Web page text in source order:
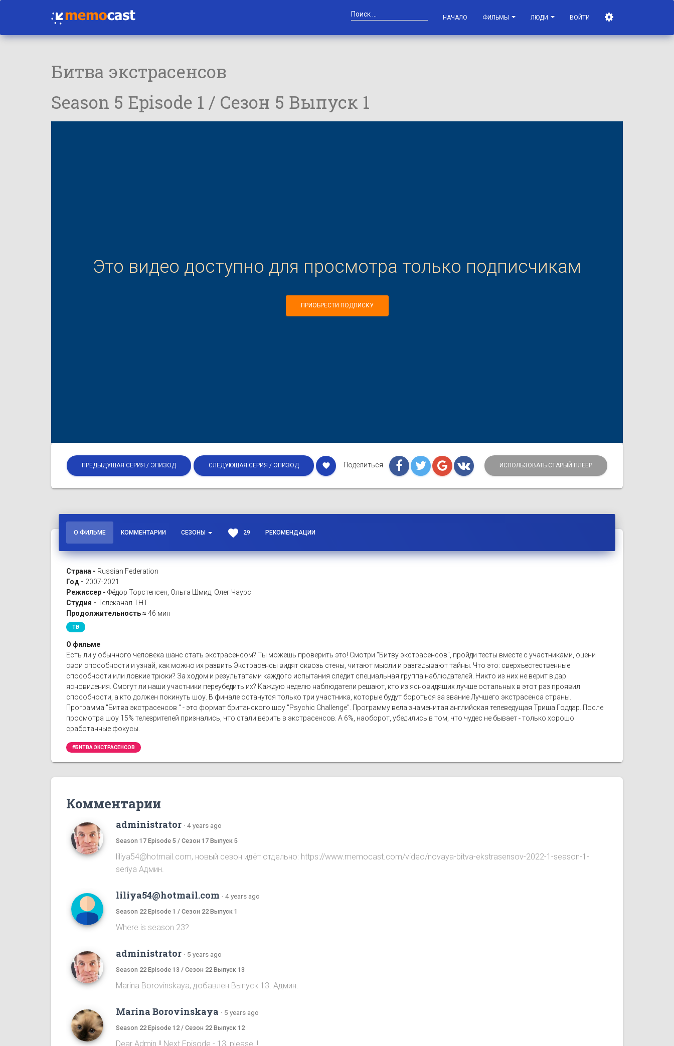
НАЧАЛО ФИЛЬМЫ ЛЮДИ ВОЙТИ
Битва экстрасенсов
Season 5 Episode 1 / Сезон 5 Выпуск 1
Это видео доступно для просмотра только подписчикам
ПРИОБРЕСТИ ПОДПИСКУ
ПРЕДЫДУЩАЯ СЕРИЯ / ЭПИЗОД СЛЕДУЮЩАЯ СЕРИЯ / ЭПИЗОД favorite Поделиться ИСПОЛЬЗОВАТЬ СТАРЫЙ ПЛЕЕР
О ФИЛЬМЕ КОММЕНТАРИИ СЕЗОНЫ favorite 29 РЕКОМЕНДАЦИИ
Страна - Russian Federation
Год - 2007-2021
Режиссер - Фёдор Торстенсен, Ольга Шмид, Олег Чаурс
Студия - Телеканал ТНТ
Продолжительность ≈ 46 мин
ТВ
О фильме
Есть ли у обычного человека шанс стать экстрасенсом? Ты можешь проверить это! Смотри "Битву экстрасенсов", пройди тесты вместе с участниками, оцени
свои способности и узнай, как можно их развить Экстрасенсы видят сквозь стены, читают мысли и разгадывают тайны. Что это: сверхъестественные
способности или ловкие трюки? За ходом и результатами каждого испытания следит специальная группа наблюдателей. Никто из них не верит в дар
ясновидения. Смогут ли наши участники переубедить их? Каждую неделю наблюдатели решают, кто из ясновидящих лучше остальных в этот раз проявил
способности, а кто должен покинуть шоу. В финале останутся только три участника, которые будут бороться за звание Лучшего экстрасенса страны.
Программа "Битва экстрасенсов " - это формат британского шоу "Psychic Challenge". Программу вела знаменитая английская телеведущая Триша Годдар. После
просмотра шоу 15% телезрителей признались, что стали верить в экстрасенсов. А 6%, наоборот, убедились в том, что чудес не бывает - только хорошо
сработанные фокусы.
#БИТВА ЭКСТРАСЕНСОВ
Комментарии
administrator · 4 years ago
Season 17 Episode 5 / Сезон 17 Выпуск 5
liliya54@hotmail.com, новый сезон идёт отдельно: https://www.memocast.com/video/novaya-bitva-ekstrasensov-2022-1-season-1-
seriya Админ.
liliya54@hotmail.com · 4 years ago
Season 22 Episode 1 / Сезон 22 Выпуск 1
Where is season 23?
administrator · 5 years ago
Season 22 Episode 13 / Сезон 22 Выпуск 13
Marina Borovinskaya, добавлен Выпуск 13. Админ.
Marina Borovinskaya · 5 years ago
Season 22 Episode 12 / Сезон 22 Выпуск 12
Dear Admin !! Next Episode - 13, please !!